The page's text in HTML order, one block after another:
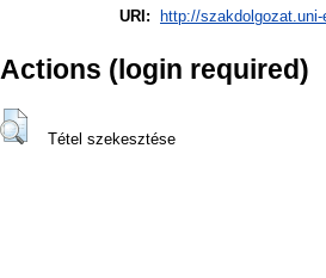
URI:
http://
Actions (login required)
Tétel szekesztése